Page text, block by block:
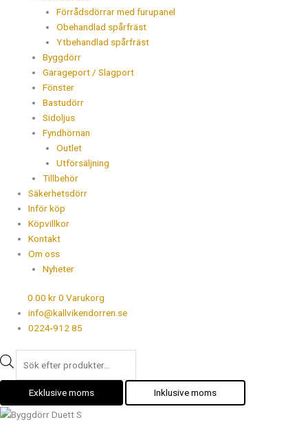
Förrådsdörrar med furupanel
Obehandlad spårfräst
Ytbehandlad spårfräst
Byggdörr
Garageport / Slagport
Fönster
Bastudörr
Sidoljus
Fyndhörnan
Outlet
Utförsäljning
Tillbehör
Säkerhetsdörr
Inför köp
Köpvillkor
Kontakt
Om oss
Nyheter
0.00 kr0 Varukorg
info@kallvikendorren.se
0224-912 85
Exklusive moms Inklusive moms